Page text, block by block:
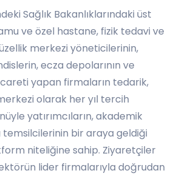
Sağlık Bakanlıklarındaki üst
ve özel hastane, fizik tedavi ve
merkezi yöneticilerinin,
ecza depolarının ve
yapan firmaların tedarik,
olarak her yıl tercih
yatırımcıların, akademik
bir araya geldiği
niteliğine sahip. Ziyaretçiler
lider firmalarıyla doğrudan